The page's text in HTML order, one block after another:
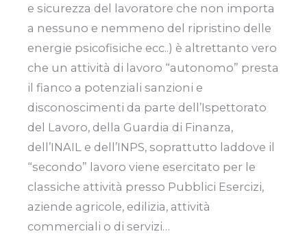
e sicurezza del lavoratore che non importa
a nessuno e nemmeno del ripristino delle
energie psicofisiche ecc..) è altrettanto vero
che un attività di lavoro “autonomo” presta
il fianco a potenziali sanzioni e
disconoscimenti da parte dell’Ispettorato
del Lavoro, della Guardia di Finanza,
dell’INAIL e dell’INPS, soprattutto laddove il
“secondo” lavoro viene esercitato per le
classiche attività presso Pubblici Esercizi,
aziende agricole, edilizia, attività
commerciali o di servizi…